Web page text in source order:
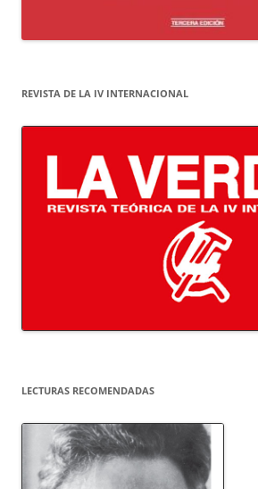
REVISTA DE LA IV INTERNACIONAL
LECTURAS RECOMENDADAS